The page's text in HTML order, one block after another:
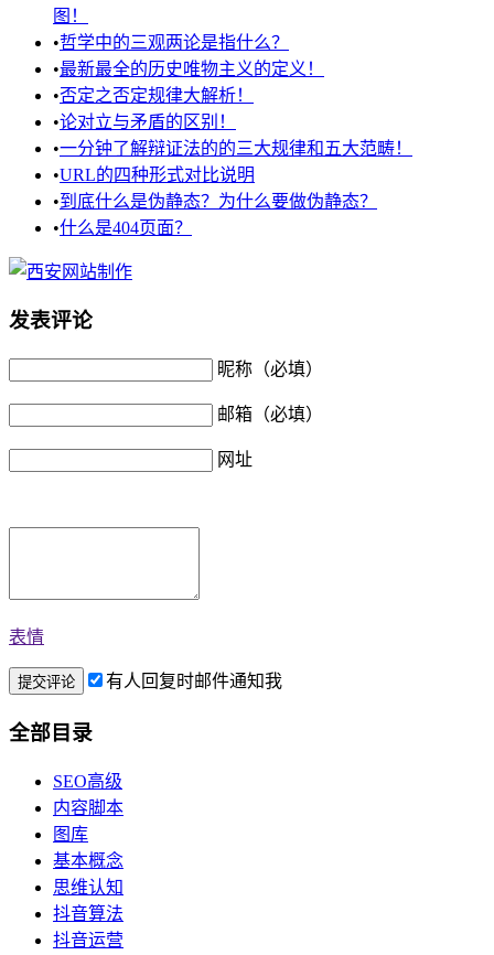
图！
•哲学中的三观两论是指什么？
•最新最全的历史唯物主义的定义！
•否定之否定规律大解析！
•论对立与矛盾的区别！
•一分钟了解辩证法的的三大规律和五大范畴！
•URL的四种形式对比说明
•到底什么是伪静态？为什么要做伪静态？
•什么是404页面？
发表评论
昵称（必填）
邮箱（必填）
网址
表情
有人回复时邮件通知我
全部目录
SEO高级
内容脚本
图库
基本概念
思维认知
抖音算法
抖音运营